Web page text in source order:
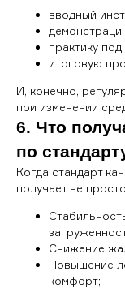
вводный
практику
итоговую
И, конечно,
при изменении
6. Что
по
Когда стандарт
получает не
Снижение
Повышение
комфорт;